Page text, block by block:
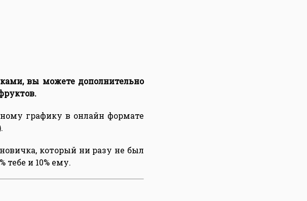
вы можете дополнительно
графику в онлайн формате
который ни разу не был
тебе и 10% ему.